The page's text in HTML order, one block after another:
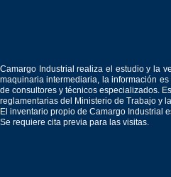
Camargo Industrial realiza el estudio y la
maquinaria intermediaria, la información
de consultores y técnicos especializados.
reglamentarias del Ministerio de Trabajo y
El inventario propio de Camargo Industrial
Se requiere cita previa para las visitas.